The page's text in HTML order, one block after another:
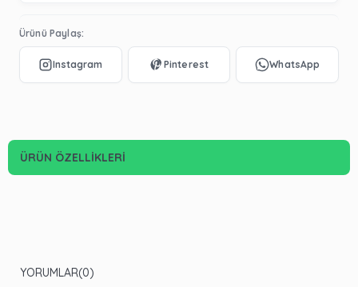
Ürünü Paylaş:
ÜRÜN ÖZELLIKLERI
YORUMLAR(0)